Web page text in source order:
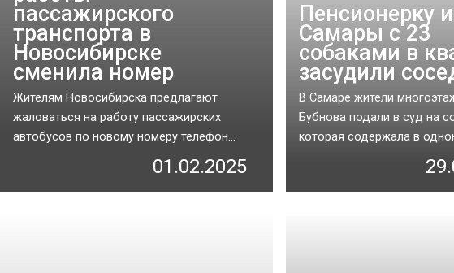
пассажирского
транспорта в
Новосибирске
сменила номер
Жителям Новосибирска предлагают
жаловаться на работу пассажирских
автобусов по новому номеру телефон...
01.02.2025
Пенсионерку
Самары с 23
собаками в
засудили
В Самаре жители
Бубнова подали в суд на
которая содержала в